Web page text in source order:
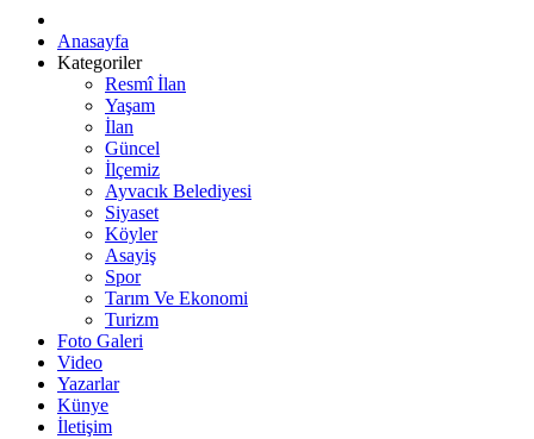
Anasayfa
Kategoriler
Resmî İlan
Yaşam
İlan
Güncel
İlçemiz
Ayvacık Belediyesi
Siyaset
Köyler
Asayiş
Spor
Tarım Ve Ekonomi
Turizm
Foto Galeri
Video
Yazarlar
Künye
İletişim